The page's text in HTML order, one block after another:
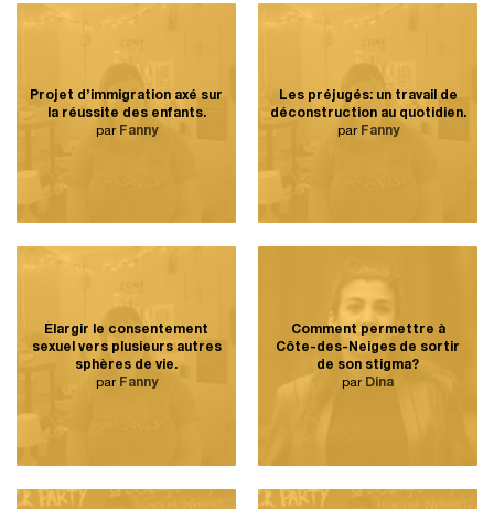
Projet d’immigration axé sur
la réussite des enfants.
par Fanny
Les préjugés: un travail de
déconstruction au quotidien.
par Fanny
Élargir le consentement
sexuel vers plusieurs autres
sphères de vie.
par Fanny
Comment permettre à
Côte-des-Neiges de sortir
de son stigma?
par Dina